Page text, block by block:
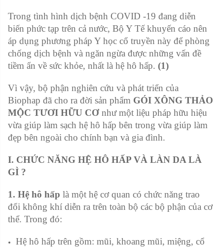
Trong tình hình dịch bệnh COVID -19 đang diễn
biến phức tạp trên cả nước, Bộ Y Tế khuyến cáo nên
áp dụng phương pháp Y học cổ truyền này để phòng
chống dịch bệnh và ngăn ngừa được những vấn đề
tiềm ẩn về sức khỏe, nhất là hệ hô hấp. (1)
Vì vậy, bộ phận nghiên cứu và phát triển của
Biophap đã cho ra đời sản phẩm GÓI XÔNG THẢO
MỘC TƯƠI HỮU CƠ như một liệu pháp hữu hiệu
vừa giúp làm sạch hệ hô hấp bên trong vừa giúp làm
đẹp bên ngoài cho chính bạn và gia đình.
I. CHỨC NĂNG HỆ HÔ HẤP VÀ LÀN DA LÀ
GÌ ?
1. Hệ hô hấp là một hệ cơ quan có chức năng trao
đổi không khí diễn ra trên toàn bộ các bộ phận của cơ
thể. Trong đó:
Hệ hô hấp trên gồm: mũi, khoang mũi, miệng, cổ